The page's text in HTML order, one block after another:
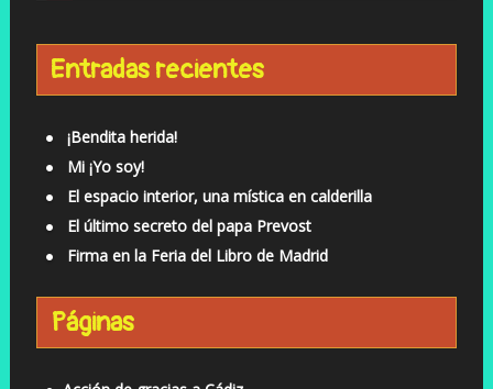
Entradas recientes
¡Bendita herida!
Mi ¡Yo soy!
El espacio interior, una mística en calderilla
El último secreto del papa Prevost
Firma en la Feria del Libro de Madrid
Páginas